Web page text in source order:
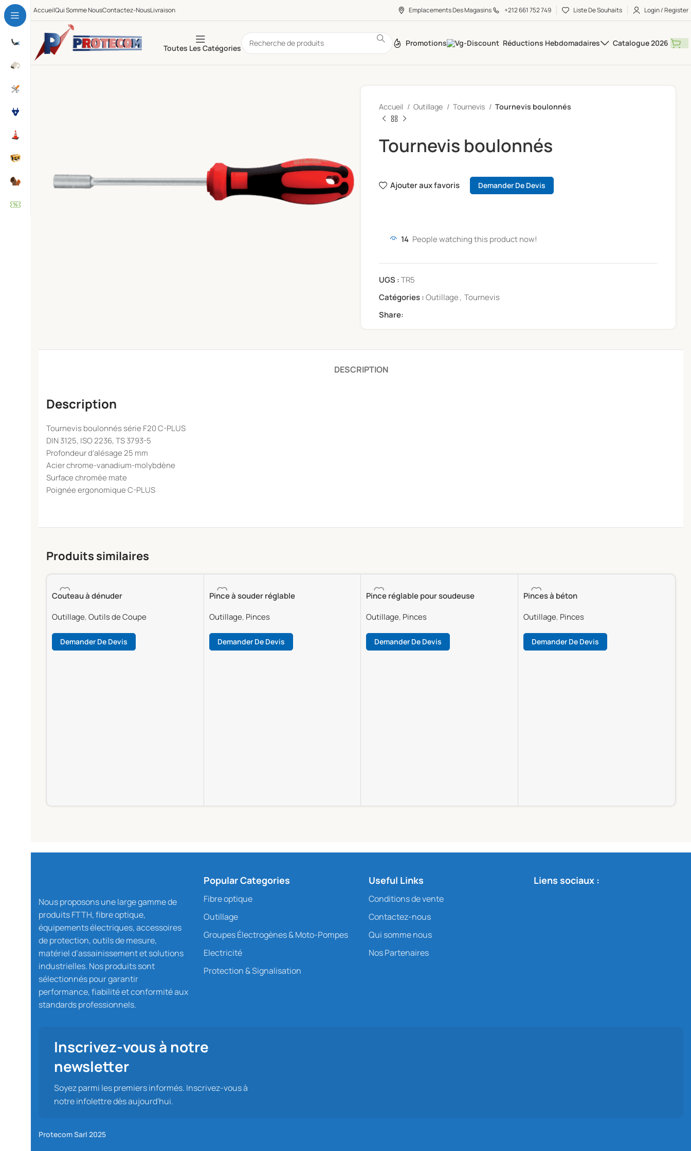
AccueilQui Somme NousContactez-NousLivraison Emplacements Des Magasins +212 661 752 749 Liste De Souhaits Login / Register
Toutes Les Catégories
Promotions Réductions Hebdomadaires Catalogue 2026
Accueil Outillage Tournevis Tournevis boulonnés
Tournevis boulonnés
Ajouter aux favoris Demander De Devis
14 People watching this product now!
UGS :TR5
Catégories :Outillage, Tournevis
Share:
DESCRIPTION
Description
Tournevis boulonnés série F20 C-PLUS
DIN 3125, ISO 2236, TS 3793-5
Profondeur d’alésage 25 mm
Acier chrome-vanadium-molybdène
Surface chromée mate
Poignée ergonomique C-PLUS
Produits similaires
Couteau à dénuder
Outillage,Outils de Coupe
Demander De Devis
Pince à souder réglable
Outillage, Pinces
Demander De Devis
Pince réglable pour soudeuse
Outillage, Pinces
Demander De Devis
Pinces à béton
Outillage, Pinces
Demander De Devis
Nous proposons une large gamme de
produits FTTH, fibre optique,
équipements électriques, accessoires
de protection, outils de mesure,
matériel d’assainissement et solutions
industrielles. Nos produits sont
sélectionnés pour garantir
performance, fiabilité et conformité aux
standards professionnels.
Popular Categories
Fibre optique
Outillage
Groupes Électrogènes & Moto-Pompes
Electricité
Protection & Signalisation
Useful Links
Conditions de vente
Contactez-nous
Qui somme nous
Nos Partenaires
Liens sociaux :
Inscrivez-vous à notre
newsletter
Soyez parmi les premiers informés. Inscrivez-vous à
notre infolettre dès aujourd'hui.
Protecom Sarl 2025